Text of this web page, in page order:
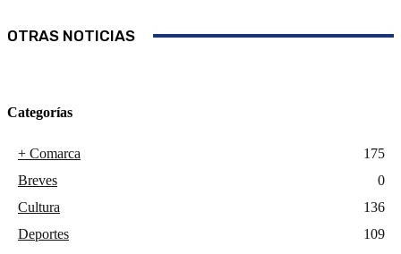
OTRAS NOTICIAS
Categorías
+ Comarca
175
Breves
0
Cultura
136
Deportes
109